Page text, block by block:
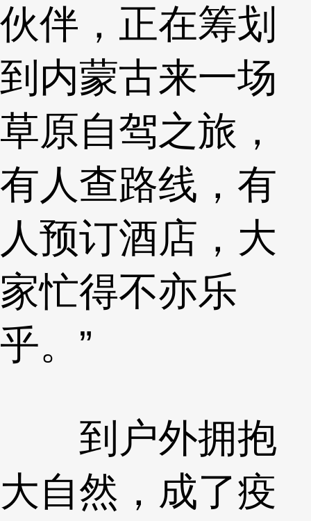
伙伴，正在筹划
到内蒙古来一场
草原自驾之旅，
有人查路线，有
人预订酒店，大
家忙得不亦乐
乎。”
到户外拥抱
大自然，成了疫